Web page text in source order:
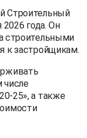
Строительный
года. Он
строительными
к застройщикам.
числе
25», а также